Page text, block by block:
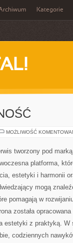
Kategorie
MOŻLIWOŚĆ
tworzony pod
platforma,
estetyki i harmonii
mogą
pomagają w
została
estetyki z praktyką.
codziennych